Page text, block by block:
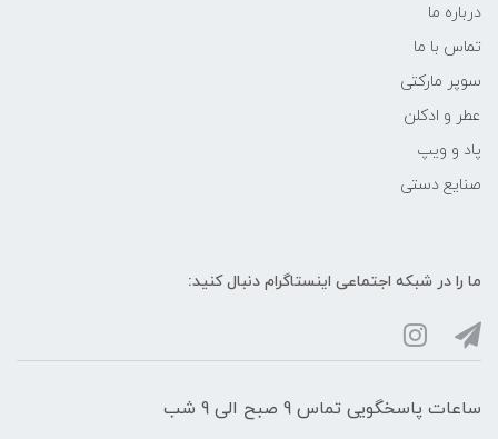
درباره ما
تماس با ما
سوپر مارکتی
عطر و ادکلن
پاد و ویپ
صنایع دستی
ما را در شبکه‌ اجتماعی اینستاگرام دنبال کنید:
ساعات پاسخگویی تماس 9 صبح الی 9 شب